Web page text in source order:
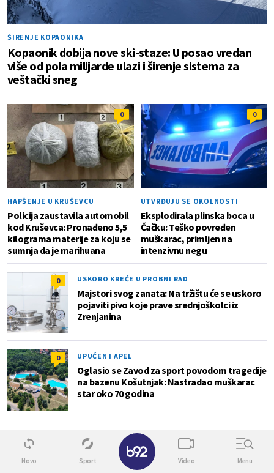
ŠIRENJE KOPAONIKA
Kopaonik dobija nove ski-staze: U posao vredan
više od pola milijarde ulazi i širenje sistema za
veštački sneg
0
HAPŠENJE U KRUŠEVCU
Policija zaustavila automobil
kod Kruševca: Pronađeno 5,5
kilograma materije za koju se
sumnja da je marihuana
0
UTVRĐUJU SE OKOLNOSTI
Eksplodirala plinska boca u
Čačku: Teško povređen
muškarac, primljen na
intenzivnu negu
0 USKORO KREĆE U PROBNI RAD
Majstori svog zanata: Na tržištu će se uskoro
pojaviti pivo koje prave srednjoškolci iz
Zrenjanina
0 UPUĆEN I APEL
Oglasio se Zavod za sport povodom tragedije
na bazenu Košutnjak: Nastradao muškarac
star oko 70 godina
Novo Sport Video Menu
✕